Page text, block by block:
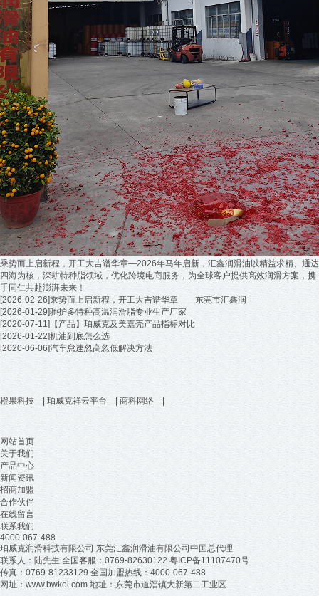
乘势而上启新程，开工大吉谱华章—2026年马年启新，汇鑫润滑油以精益求精、通达
四海为核，深耕特种脂领域，优化跨境电商服务，为全球客户提供高效润滑方案，携
手同仁共赴澎湃未来！
[2026-02-26]乘势而上启新程，开工大吉谱华章——东莞市汇鑫润
[2026-01-29]驰护多特种高温润滑脂专业生产厂家
[2020-07-11] 【产品】珀威克及美嘉壳产品指标对比
[2026-01-22]机油到底怎么选
[2020-06-06]汽车怠速忽高忽低解决方法
橙果科技 珀威克祥云平台 商科网络 |
网站首页
关于我们
产品中心
新闻资讯
招商加盟
合作伙伴
在线留言
联系我们
4000-067-488
珀威克润滑科技有限公司 东莞汇鑫润滑油有限公司中国总代理
联系人：陆先生 全国客服：0769-82630122 粤ICP备11107470号
传真：0769-81233129 全国加盟热线：4000-067-488
网址：www.bwkol.com 地址：东莞市道滘镇大新第二工业区